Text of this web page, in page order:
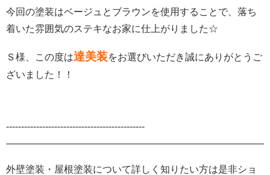
今回の塗装はベージュとブラウンを使用することで、落ち
着いた雰囲気のステキなお家に仕上がりました☆
Ｓ様、この度は達美装をお選びいただき誠にありがとうご
ざいました！！
‐‐‐‐‐‐‐‐‐‐‐‐‐‐‐‐‐‐‐‐‐‐‐‐‐‐‐‐‐‐‐‐‐‐‐‐‐‐‐‐‐‐‐‐‐‐
———————————————————————————-
外壁塗装・屋根塗装について詳しく知りたい方は是非ショ